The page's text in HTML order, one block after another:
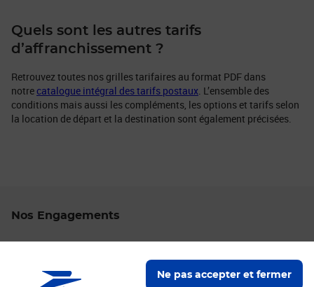
Ne pas accepter et fermer
Quels sont les autres tarifs
d’affranchissement ?
Retrouvez toutes nos grilles tarifaires au format PDF dans
notre catalogue intégral des tarifs postaux. L’ensemble des
conditions mais aussi les compléments, les options et tarifs selon
la location de départ et la destination sont également précisées.
Nos Engagements
Localiser un bureau de poste